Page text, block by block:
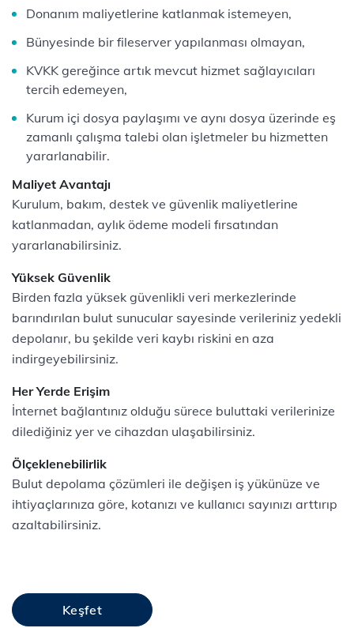
Donanım maliyetlerine katlanmak istemeyen,
Bünyesinde bir fileserver yapılanması olmayan,
KVKK gereğince artık mevcut hizmet sağlayıcıları
tercih edemeyen,
Kurum içi dosya paylaşımı ve aynı dosya üzerinde eş
zamanlı çalışma talebi olan işletmeler bu hizmetten
yararlanabilir.
Maliyet Avantajı
Kurulum, bakım, destek ve güvenlik maliyetlerine
katlanmadan, aylık ödeme modeli fırsatından
yararlanabilirsiniz.
Yüksek Güvenlik
Birden fazla yüksek güvenlikli veri merkezlerinde
barındırılan bulut sunucular sayesinde verileriniz yedekli
depolanır, bu şekilde veri kaybı riskini en aza
indirgeyebilirsiniz.
Her Yerde Erişim
İnternet bağlantınız olduğu sürece buluttaki verilerinize
dilediğiniz yer ve cihazdan ulaşabilirsiniz.
Ölçeklenebilirlik
Bulut depolama çözümleri ile değişen iş yükünüze ve
ihtiyaçlarınıza göre, kotanızı ve kullanıcı sayınızı arttırıp
azaltabilirsiniz.
Keşfet